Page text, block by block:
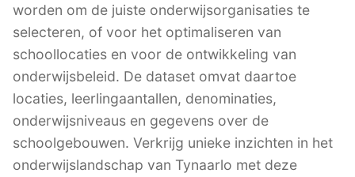
worden om de juiste onderwijsorganisaties te
selecteren, of voor het optimaliseren van
schoollocaties en voor de ontwikkeling van
onderwijsbeleid. De dataset omvat daartoe
locaties, leerlingaantallen, denominaties,
onderwijsniveaus en gegevens over de
schoolgebouwen. Verkrijg unieke inzichten in het
onderwijslandschap van Tynaarlo met deze